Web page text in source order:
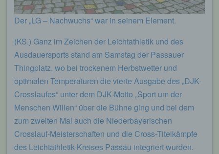
Der „LG – Nachwuchs“ war in seinem Element.
(KS.) Ganz im Zeichen der Leichtathletik und des
Ausdauersports stand am Samstag der Passauer
Thingplatz, wo bei trockenem Herbstwetter und
optimalen Temperaturen die vierte Ausgabe des „DJK-
Crosslaufes“ unter dem DJK-Motto „Sport um der
Menschen Willen“ über die Bühne ging und bei dem
zum zweiten Mal auch die Niederbayerischen
Crosslauf-Meisterschaften und die Cross-Titelkämpfe
des Leichtathletik-Kreises Passau integriert wurden.